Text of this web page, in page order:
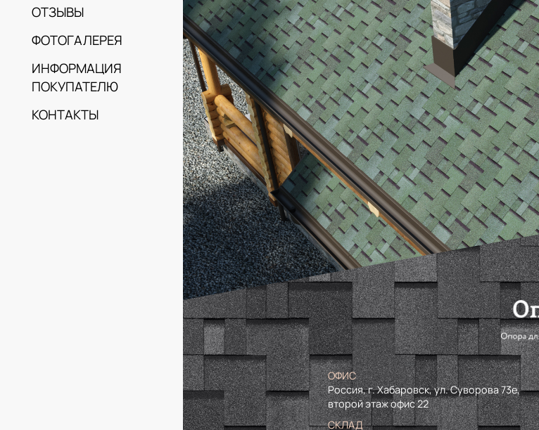
ОТЗЫВЫ
ФОТОГАЛЕРЕЯ
ИНФОРМАЦИЯ
ПОКУПАТЕЛЮ
КОНТАКТЫ
ОФИС
Россия, г. Хабаровск, ул. Суворова 73е,
второй этаж офис 22
СКЛАД